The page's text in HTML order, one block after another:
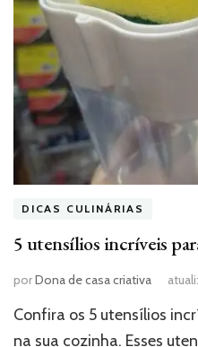
DICAS CULINÁRIAS
5 utensílios incríveis
porDona de casa criativa
Confira os 5 utensílios
na sua cozinha. Esses